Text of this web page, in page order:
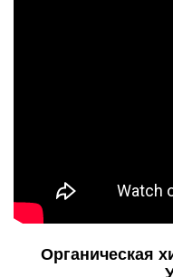
Органическая